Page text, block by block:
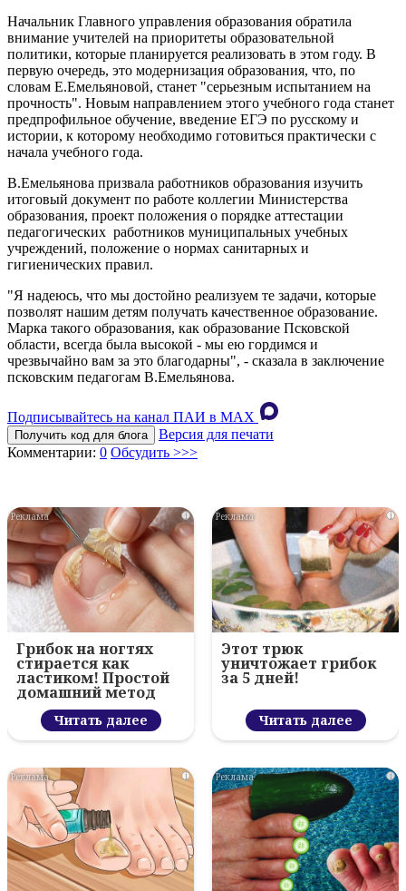
Начальник Главного управления образования обратила
внимание учителей на приоритеты образовательной
политики, которые планируется реализовать в этом году. В
первую очередь, это модернизация образования, что, по
словам Е.Емельяновой, станет "серьезным испытанием на
прочность". Новым направлением этого учебного года станет
предпрофильное обучение, введение ЕГЭ по русскому и
истории, к которому необходимо готовиться практически с
начала учебного года.
В.Емельянова призвала работников образования изучить
итоговый документ по работе коллегии Министерства
образования, проект положения о порядке аттестации
педагогических работников муниципальных учебных
учреждений, положение о нормах санитарных и
гигиенических правил.
"Я надеюсь, что мы достойно реализуем те задачи, которые
позволят нашим детям получать качественное образование.
Марка такого образования, как образование Псковской
области, всегда была высокой - мы ею гордимся и
чрезвычайно вам за это благодарны", - сказала в заключение
псковским педагогам В.Емельянова.
Подписывайтесь на канал ПАИ в MAХ
Получить код для блога
Версия для печати
Комментарии: 0 Обсудить >>>
i
Грибок на ногтях
стирается как
ластиком! Простой
домашний метод
Читать далее
i
Этот трюк
уничтожает грибок
за 5 дней!
Читать далее
i i